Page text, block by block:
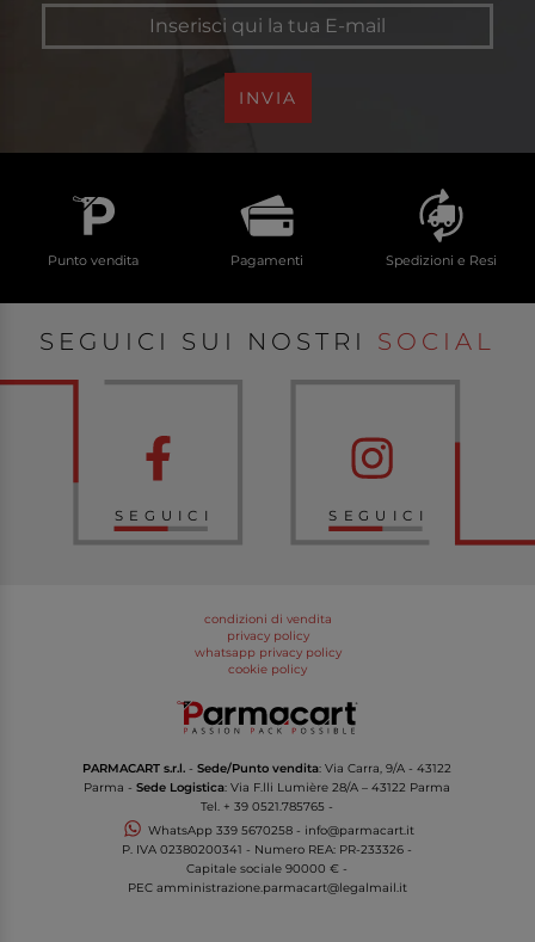
INVIA
Punto vendita Pagamenti Spedizioni e Resi
SEGUICI SUI NOSTRI SOCIAL
SEGUICI SEGUICI
condizioni di vendita
privacy policy
whatsapp privacy policy
cookie policy
PARMACART s.r.l. -Sede/Punto vendita: Via Carra, 9/A - 43122
Parma -Sede Logistica: Via F.lli Lumière 28/A – 43122 Parma
Tel. + 39 0521.785765 -
WhatsApp 339 5670258- info@parmacart.it
P. IVA02380200341 - Numero REA: PR-233326 -
Capitale sociale 90000 € -
PEC amministrazione.parmacart@legalmail.it